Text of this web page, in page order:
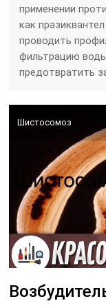
применении
как
проводить
фильтрацию
предотвратить
Шистосомоз